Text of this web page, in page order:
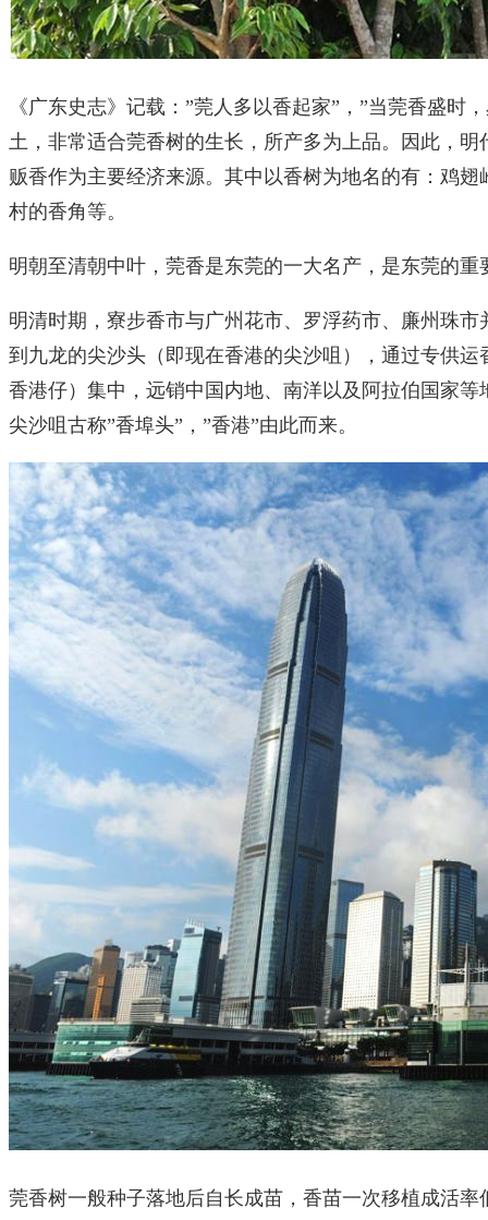
《广东史志》记载：”莞人多以香起家”，”当莞香盛时
土，非常适合莞香树的生长，所产多为上品。因此，
贩香作为主要经济来源。其中以香树为地名的有：鸡
村的香角等。
明朝至清朝中叶，莞香是东莞的一大名产，是东莞的重
明清时期，寮步香市与广州花市、罗浮药市、廉州珠
到九龙的尖沙头（即现在香港的尖沙咀），通过专供
香港仔）集中，远销中国内地、南洋以及阿拉伯国家
尖沙咀古称”香埠头”，”香港”由此而来。
莞香树一般种子落地后自长成苗，香苗一次移植成活